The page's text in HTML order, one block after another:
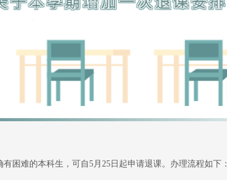
困难的本科生，可自5月25日起申请退课。办理流程如下：